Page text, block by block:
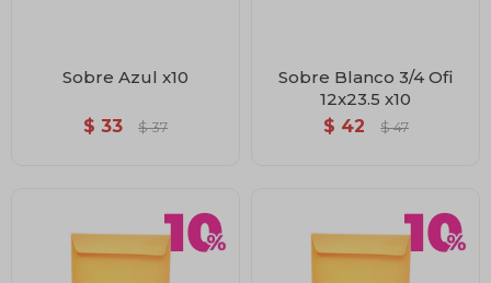
Sobre Azul x10
$ 33 $ 37
Sobre Blanco 3/4 Ofi
12x23.5 x10
$ 42 $ 47